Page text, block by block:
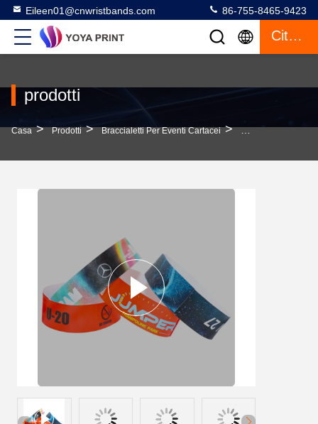
Eileen01@cnwristbands.com 86-755-8465-9423
Citazione
prodotti
Casa > Prodotti > Braccialetti Per Eventi Cartacei > Braccialetti Leggeri